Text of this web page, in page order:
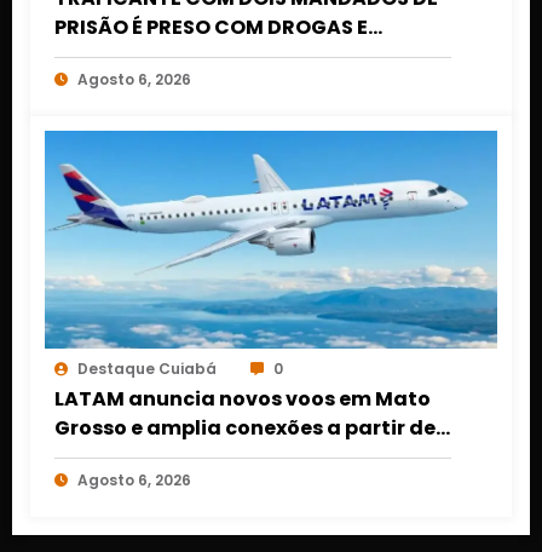
PRISÃO É PRESO COM DROGAS E
DINHEIRO NO 1º DE MARÇO EM CUIABÁ
Agosto 6, 2026
Destaque Cuiabá 0
LATAM anuncia novos voos em Mato
Grosso e amplia conexões a partir de
Cuiabá e Rondonópolis
Agosto 6, 2026